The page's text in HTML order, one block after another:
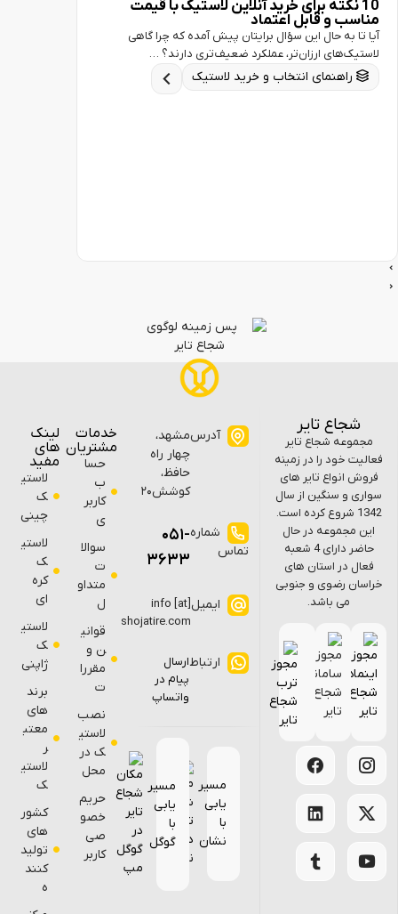
نکته برای خرید آنلاین لاستیک با قیمت
و قابل اعتماد
به حال این سؤال برایتان پیش آمده که چرا گاهی
ارزان‌تر، عملکرد ضعیف‌تری دارند؟ …
راهنمای انتخاب و خرید لاستیک
خدمات
مشتریان
ب
ت
ل
قوانی
ک در
محل
حریم
خصو
صی
کاربر
لینک
های
مفید
ک
لاستی
کره
لاستی
ک
ژاپنی
های
معتب
لاستی
کشور
تولید
تایر
شجاع تایر
خود را در زمینه
تایر های
سنگین از سال
شروع کرده است.
در حال
حاضر دارای 4 شعبه
در استان های
رضوی و جنوبی
آدرسمشهد،
شماره
تماس
051-
3633
ایمیلinfo [at]
shojatire.com
ارتباطارسال
مسیر
یابی
با
گوگل